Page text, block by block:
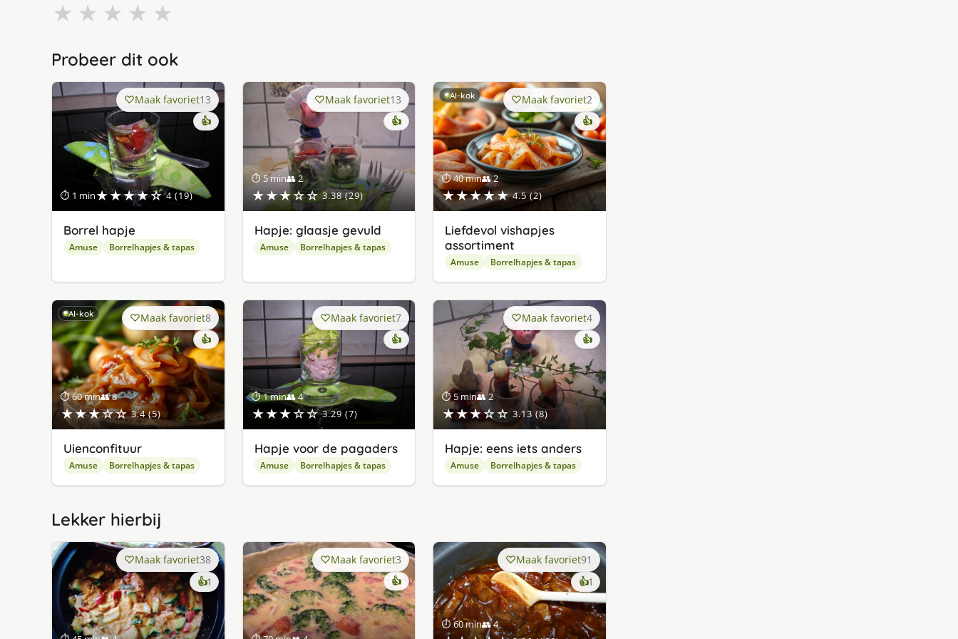
★ ★ ★ ★ ★
Probeer dit ook
⏱ 1 min★★★★☆ 4 (19)
Maak favoriet13
👍
Borrel hapje
Amuse Borrelhapjes & tapas
⏱ 5 min👥 2
★★★☆☆ 3.38 (29)
Maak favoriet13
👍
Hapje: glaasje gevuld
Amuse Borrelhapjes & tapas
AI-kok
⏱ 40 min👥 2
★★★★★ 4.5 (2)
Maak favoriet2
👍
Liefdevol vishapjes
assortiment
Amuse Borrelhapjes & tapas
AI-kok
⏱ 60 min👥 8
★★★☆☆ 3.4 (5)
Maak favoriet8
👍
Uienconfituur
Amuse Borrelhapjes & tapas
⏱ 1 min👥 4
★★★☆☆ 3.29 (7)
Maak favoriet7
👍
Hapje voor de pagaders
Amuse Borrelhapjes & tapas
⏱ 5 min👥 2
★★★☆☆ 3.13 (8)
Maak favoriet4
👍
Hapje: eens iets anders
Amuse Borrelhapjes & tapas
Lekker hierbij
Maak favoriet38
👍1keer
lekker
gevonden
Maak favoriet3
👍
⏱ 60 min👥 4
Maak favoriet91
👍1keer
lekker
gevonden